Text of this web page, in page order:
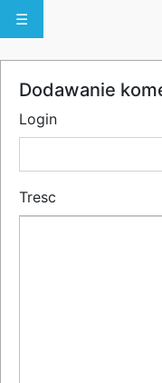
☰
Dodawanie
Login
Tresc